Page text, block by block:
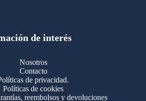
Motores Cummins 723
Cummins B/C 855
Cummins ISF
Cummins ISM
productos
Cummins ISX 100100
de interés
Nosotros
Contacto
de privacidad.
Políticas de cookies
reembolsos y devoluciones